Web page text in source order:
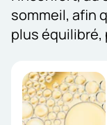
sommeil, afin
plus équilibré,